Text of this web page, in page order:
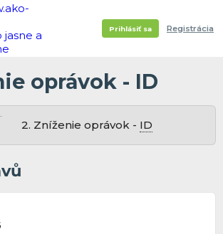
Prihlásiť sa Registrácia
oprávok - ID
2. Zníženie oprávok - ID